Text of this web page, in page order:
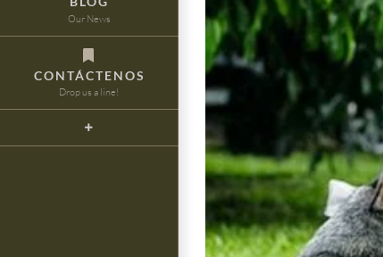
Our News
CONTÁCTENOS
Drop us a line!